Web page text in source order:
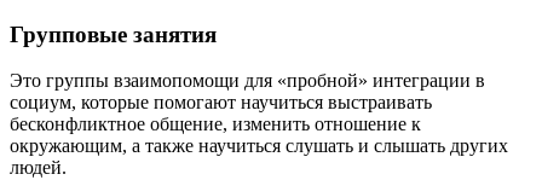
Групповые занятия
Это группы взаимопомощи для «пробной» интеграции в
социум, которые помогают научиться выстраивать
бесконфликтное общение, изменить отношение к
окружающим, а также научиться слушать и слышать других
людей.